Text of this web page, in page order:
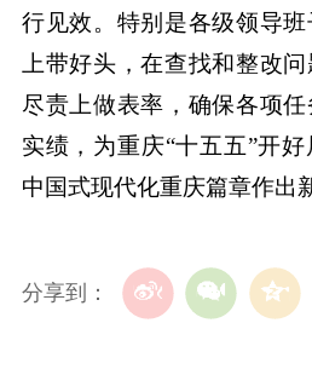
行见效。特别是各级领导
上带好头，在查找和整改
尽责上做表率，确保各项
实绩，为重庆“十五五”开
中国式现代化重庆篇章作出
分享到：